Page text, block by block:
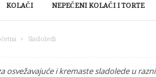
KOLAČI NEPEČENI KOLAČI I TORTE
Sladoledi
osvežavajuće i kremaste sladolede u